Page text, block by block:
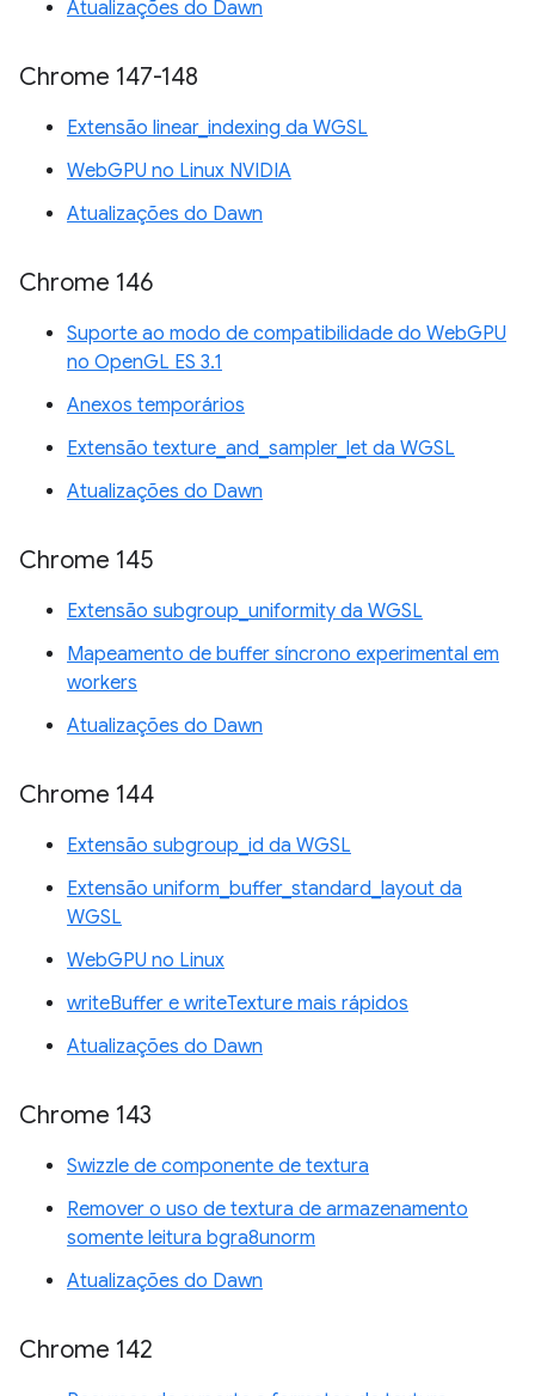
Atualizações do Dawn
Chrome 147-148
Extensão linear_indexing da WGSL
WebGPU no Linux NVIDIA
Atualizações do Dawn
Chrome 146
Suporte ao modo de compatibilidade do WebGPU
no OpenGL ES 3.1
Anexos temporários
Extensão texture_and_sampler_let da WGSL
Atualizações do Dawn
Chrome 145
Extensão subgroup_uniformity da WGSL
Mapeamento de buffer síncrono experimental em
workers
Atualizações do Dawn
Chrome 144
Extensão subgroup_id da WGSL
Extensão uniform_buffer_standard_layout da
WGSL
WebGPU no Linux
writeBuffer e writeTexture mais rápidos
Atualizações do Dawn
Chrome 143
Swizzle de componente de textura
Remover o uso de textura de armazenamento
somente leitura bgra8unorm
Atualizações do Dawn
Chrome 142